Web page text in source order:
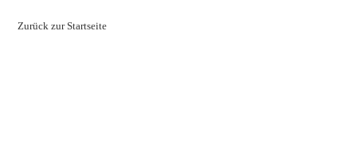
Zurück zur Startseite